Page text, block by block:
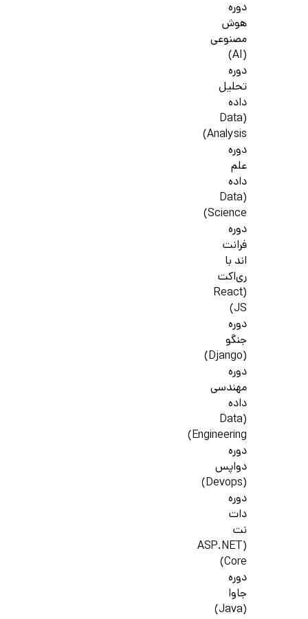
دوره
هوش
مصنوعی
(AI)
دوره
تحلیل
داده
(Data
Analysis)
دوره
علم
داده
(Data
Science)
دوره
فرانت
اند با
ری‌اکت
(React
JS)
دوره
جنگو
(Django)
دوره
مهندسی
داده
(Data
Engineering)
دوره
دواپس
(Devops)
دوره
دات
نت
(ASP.NET
Core)
دوره
جاوا
(Java)